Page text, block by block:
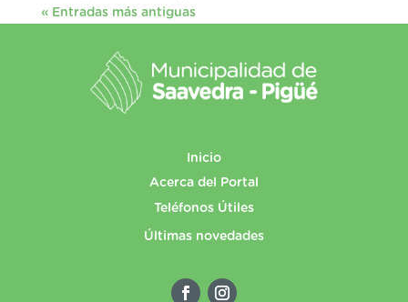
« Entradas más antiguas
Inicio
Acerca del Portal
Teléfonos Útiles
Últimas novedades